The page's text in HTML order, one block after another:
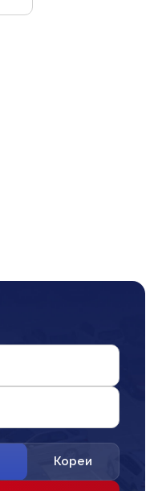
Кореи